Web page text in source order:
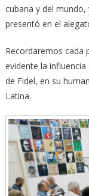
cubana y del
presentó en el
Recordaremos cada
evidente la
de Fidel, en su
Latina.